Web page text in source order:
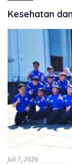
Kesehatan
Juli 7, 2026